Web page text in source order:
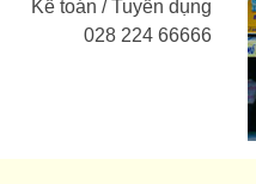
Kế toán / Tuyển dụng
028 224 66666